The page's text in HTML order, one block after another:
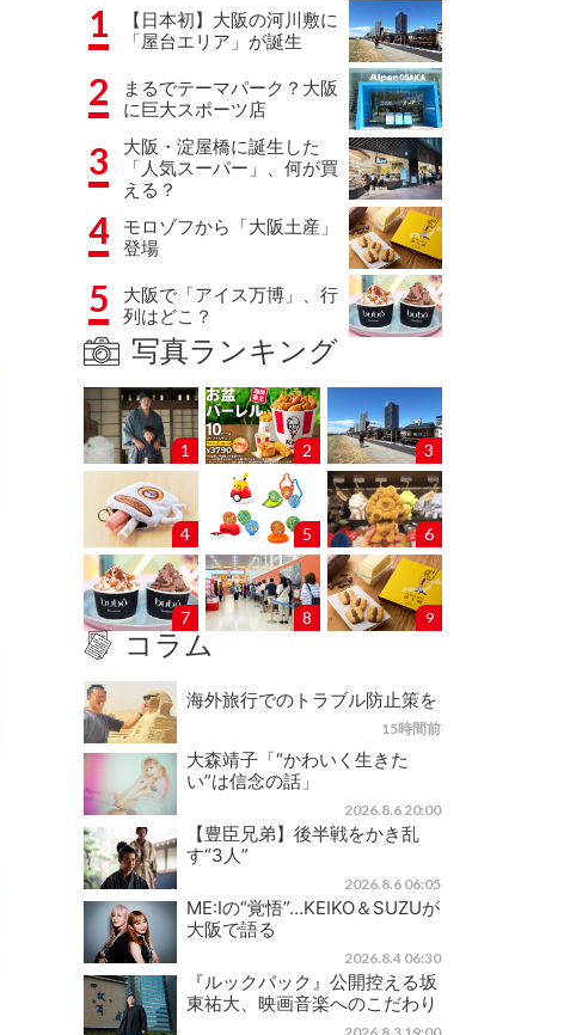
1
【日本初】大阪の河川敷に
「屋台エリア」が誕生
2
まるでテーマパーク？大阪
に巨大スポーツ店
3
大阪・淀屋橋に誕生した
「人気スーパー」、何が買
える？
4
モロゾフから「大阪土産」
登場
5
大阪で「アイス万博」、行
列はどこ？
写真ランキング
1 2 3
4 5 6
7 8 9
コラム
海外旅行でのトラブル防止策を
15時間前
大森靖子「“かわいく生きた
い”は信念の話」
2026.8.6 20:00
【豊臣兄弟】後半戦をかき乱
す“3人”
2026.8.6 06:05
ME:Iの“覚悟”…KEIKO＆SUZUが
大阪で語る
2026.8.4 06:30
『ルックバック』公開控える坂
東祐大、映画音楽へのこだわり